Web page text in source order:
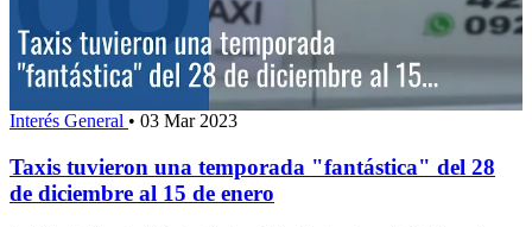
Interés General • 03 Mar 2023
Taxis tuvieron una temporada "fantástica" del 28
de diciembre al 15 de enero